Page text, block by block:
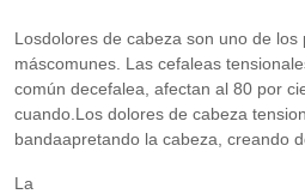
Losdolores de cabeza son uno de los
máscomunes. Las cefaleas
común decefalea, afectan al 80 por
cuando.Los dolores de cabeza
bandaapretando la cabeza, creando
La